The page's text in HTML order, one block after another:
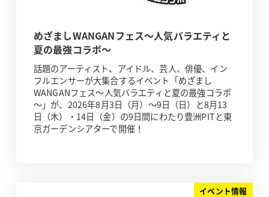
めざましWANGANフェス～人気バラエティと
夏の最強コラボ～
話題のアーティスト、アイドル、芸人、俳優、イン
フルエンサーが大集合するイベント「めざまし
WANGANフェス～人気バラエティと夏の最強コラボ
～」が、2026年8月3日（月）～9日（日）と8月13
日（木）・14日（金）の9日間にわたり豊洲PITと東
京ガーデンシアターで開催！
イベント情報